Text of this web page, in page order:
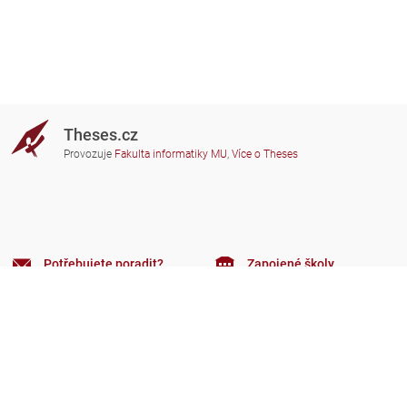
Theses.cz
Provozuje Fakulta informatiky MU, Více o Theses
Potřebujete poradit? Zapojené školy